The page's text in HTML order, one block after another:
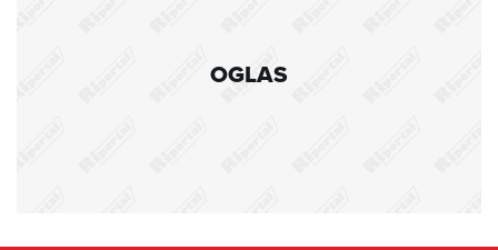
OGLAS